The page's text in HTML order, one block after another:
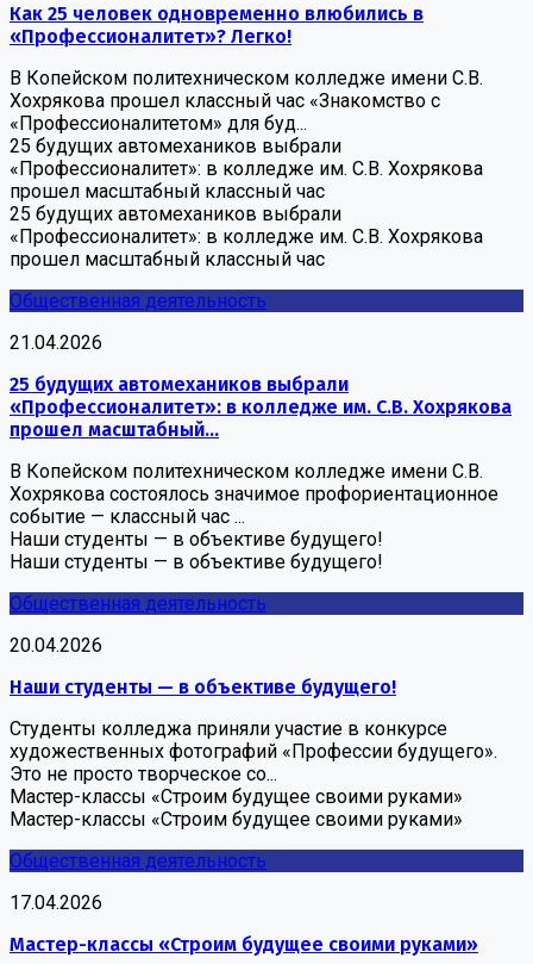
Как 25 человек одновременно влюбились в
«Профессионалитет»? Легко!
В Копейском политехническом колледже имени С.В.
Хохрякова прошел классный час «Знакомство с
«Профессионалитетом» для буд...
25 будущих автомехаников выбрали
«Профессионалитет»: в колледже им. С.В. Хохрякова
прошел масштабный классный час
25 будущих автомехаников выбрали
«Профессионалитет»: в колледже им. С.В. Хохрякова
прошел масштабный классный час
Общественная деятельность
21.04.2026
25 будущих автомехаников выбрали
«Профессионалитет»: в колледже им. С.В. Хохрякова
прошел масштабный...
В Копейском политехническом колледже имени С.В.
Хохрякова состоялось значимое профориентационное
событие — классный час ...
Наши студенты — в объективе будущего!
Наши студенты — в объективе будущего!
Общественная деятельность
20.04.2026
Наши студенты — в объективе будущего!
Студенты колледжа приняли участие в конкурсе
художественных фотографий «Профессии будущего».
Это не просто творческое со...
Мастер-классы «Строим будущее своими руками»
Мастер-классы «Строим будущее своими руками»
Общественная деятельность
17.04.2026
Мастер-классы «Строим будущее своими руками»